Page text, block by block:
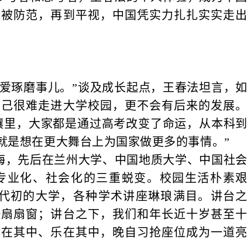
防范，再到平视，中国凭实力扎扎实实走出
琢磨事儿。”谈及成长起点，王春法坦言，如
很难走进大学校园，更不会有后来的发展。
，大家都是通过高考改变了命运，从本科到
想在更大舞台上为国家做更多的事情。”
，先后在兰州大学、中国地质大学、中国社会
化、社会化的三重蜕变。校园生活朴素艰
初的大学，各种学术讲座琳琅满目。讲台之
扇窗；讲台之下，我们和年长近十岁甚至十
其中、乐在其中，晚自习抢座位成为一道亮